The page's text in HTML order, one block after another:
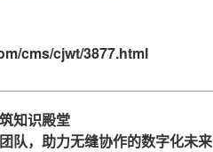
cms/cjwt/3877.html
知识殿堂
队，助力无缝协作的数字化未来